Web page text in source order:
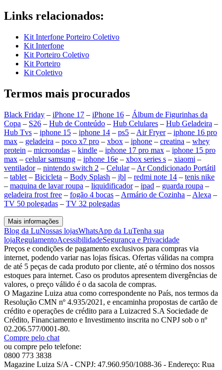
Links relacionados:
Kit Interfone Porteiro Coletivo
Kit Interfone
Kit Porteiro Coletivo
Kit Porteiro
Kit Coletivo
Termos mais procurados
Black Friday – iPhone 17 – iPhone 16 – Álbum de Figurinhas da
Copa – S26 – Hub de Conteúdo – Hub Celulares – Hub Geladeira –
Hub Tvs – iphone 15 – iphone 14 – ps5 – Air Fryer– iphone 16 pro
max – geladeira – poco x7 pro – xbox – iphone – creatina – whey
protein – microondas – kindle – iphone 17 pro max – iphone 15 pro
max – celular samsung – iphone 16e – xbox series s – xiaomi –
ventilador– nintendo switch 2 – Celular– Ar Condicionado Portátil
– tablet – Bicicleta – Body Splash – jbl – redmi note 14 – tenis nike
– maquina de lavar roupa – liquidificador– ipad – guarda roupa –
geladeira frost free – fogão 4 bocas – Armário de Cozinha – Alexa –
TV 50 polegadas – TV 32 polegadas
Mais informações
Blog da LuNossas lojasWhatsApp da LuTenha sua
lojaRegulamentoAcessibilidadeSegurança e Privacidade
Preços e condições de pagamento exclusivos para compras via
internet, podendo variar nas lojas físicas. Ofertas válidas na compra
de até 5 peças de cada produto por cliente, até o término dos nossos
estoques para internet. Caso os produtos apresentem divergências de
valores, o preço válido é o da sacola de compras.
O Magazine Luiza atua como correspondente no País, nos termos da
Resolução CMN nº 4.935/2021, e encaminha propostas de cartão de
crédito e operações de crédito para a Luizacred S.A Sociedade de
Crédito, Financiamento e Investimento inscrita no CNPJ sob o nº
02.206.577/0001-80.
Compre pelo chat
ou compre pelo telefone:
0800 773 3838
Magazine Luiza S/A - CNPJ: 47.960.950/1088-36 - Endereço: Rua